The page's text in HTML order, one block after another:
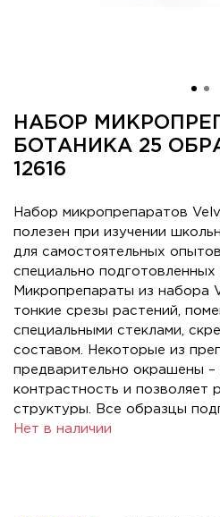
НАБОР
БОТАНИКА 25
12616
Набор микропрепаратов
полезен при изучении
для самостоятельных
специально подготовленных
Микропрепараты из набора
тонкие срезы растений,
специальными стеклами,
составом. Некоторые из
предварительно окрашены –
контрастность и позволяет
структуры. Все образцы
Нет в наличии